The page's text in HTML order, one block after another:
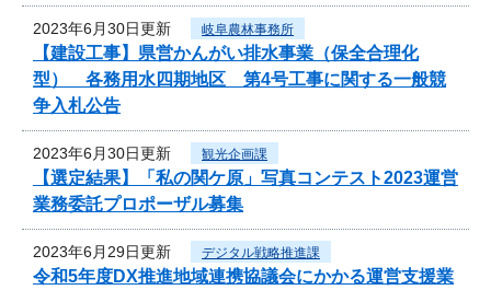
2023年6月30日更新 岐阜農林事務所
【建設工事】県営かんがい排水事業（保全合理化
型） 各務用水四期地区 第4号工事に関する一般競
争入札公告
2023年6月30日更新 観光企画課
【選定結果】「私の関ケ原」写真コンテスト2023運営
業務委託プロポーザル募集
2023年6月29日更新 デジタル戦略推進課
令和5年度DX推進地域連携協議会にかかる運営支援業